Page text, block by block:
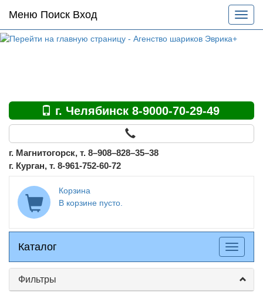
Основное
меню
по
Меню Поиск Вход
меню
г. Челябинск 8-9000-70-29-49
г. Магнитогорск, т. 8–908–828–35–38
г. Курган, т. 8-961-752-60-72
Корзина
В корзине пусто.
Каталог
Каталог
меню
Фильтры